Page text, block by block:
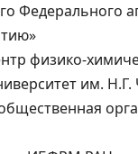
Федерального
физико-
им.